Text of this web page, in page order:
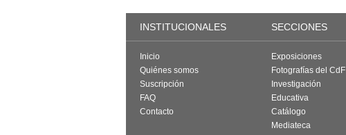
INSTITUCIONALES SECCIONES
Inicio
Quiénes somos
Suscripción
FAQ
Contacto
Exposiciones
Fotografías del CdF
Investigación
Educativa
Catálogo
Mediateca